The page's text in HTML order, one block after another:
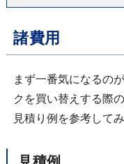
諸費用
まず一番気になるの
クを買い替えする際
見積り例を参考して